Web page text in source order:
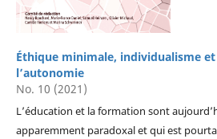
Éthique minimale, individualisme
l’autonomie
No. 10 (2021)
L’éducation et la formation sont
apparemment paradoxal et qui est